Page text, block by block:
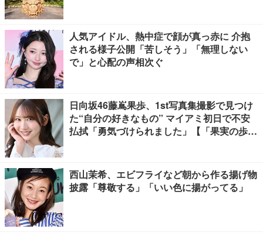
人気アイドル、熱中症で顔が真っ赤に 介抱
される様子公開「苦しそう」「無理しない
で」と心配の声相次ぐ
日向坂46藤嶌果歩、1st写真集撮影で見つけ
た“自分の好きなもの” マイアミ初日で不安
払拭「勇気づけられました」【「果実の歩
西山茉希、エビフライなど朝から作る揚げ物
披露「尊敬する」「いい色に揚がってる」